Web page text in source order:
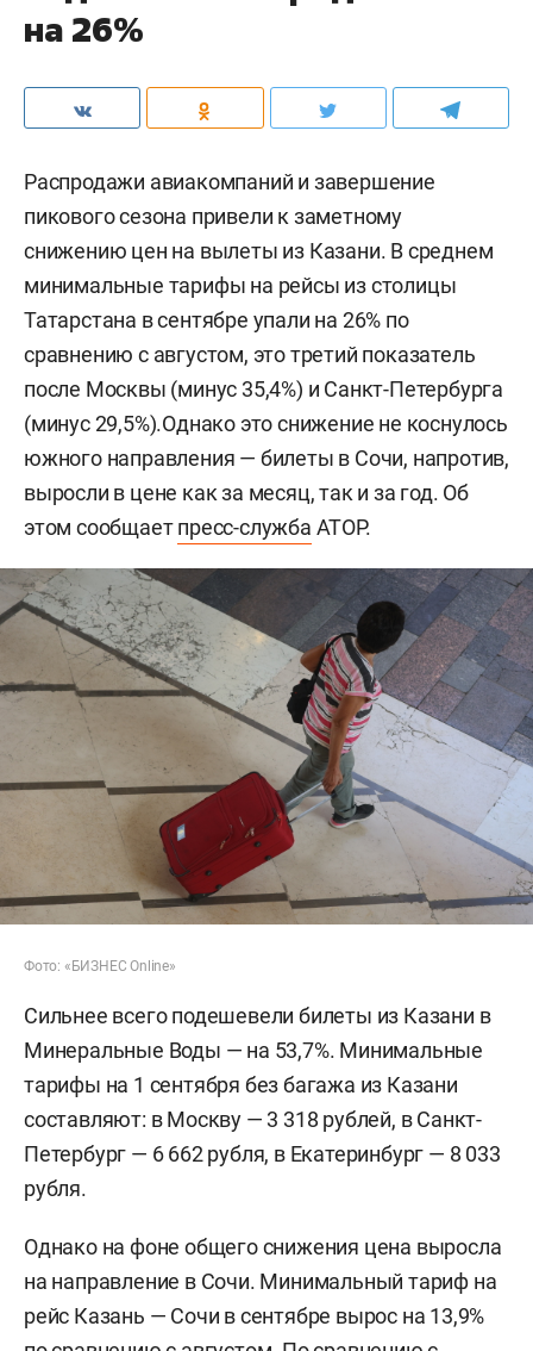
на 26%
Распродажи авиакомпаний и завершение
пикового сезона привели к заметному
снижению цен на вылеты из Казани. В среднем
минимальные тарифы на рейсы из столицы
Татарстана в сентябре упали на 26% по
сравнению с августом, это третий показатель
после Москвы (минус 35,4%) и Санкт-Петербурга
(минус 29,5%).Однако это снижение не коснулось
южного направления — билеты в Сочи, напротив,
выросли в цене как за месяц, так и за год. Об
этом сообщаетпресс-служба АТОР.
Фото: «БИЗНЕС Online»
Сильнее всего подешевели билеты из Казани в
Минеральные Воды — на 53,7%. Минимальные
тарифы на 1 сентября без багажа из Казани
составляют: в Москву — 3 318 рублей, в Санкт-
Петербург — 6 662 рубля, в Екатеринбург — 8 033
рубля.
Однако на фоне общего снижения цена выросла
на направление в Сочи. Минимальный тариф на
рейс Казань — Сочи в сентябре вырос на 13,9%